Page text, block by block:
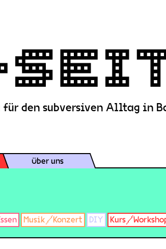
für den subversiven Alltag in
Über uns
Musik/Konzert DIY Kurs/